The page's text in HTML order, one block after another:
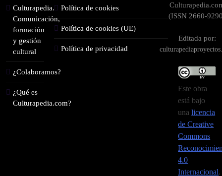
Culturapedia.
Comunicación,
formación
y gestión
cultural
¿Colaboramos?
¿Qué es
Culturapedia.com?
Política de cookies
Política de cookies (UE)
Política de privacidad
(ISSN 2660-
Editada por:
Este obra
está bajo
unalicencia
de Creative
Commons
4.0
Internacional.